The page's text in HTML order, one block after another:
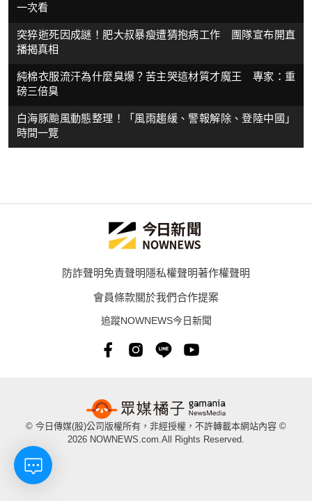
一次看
突猝逝死因成謎！肥大叔暴瘦遭猜抱病工作 團隊宣布開直
播揭真相
純棉衣服流汗為什麼臭爆？苦主哭這材質才魔王 專家：重
磅三倍臭
白海豚颱風動態整理！「風雨趨緩、警報解除、登陸中國」
時間一覽
防詐聲明免責聲明隱私權聲明著作權聲明
會員條款關於我們合作提案
追蹤NOWNEWS今日新聞
© 今日傳媒(股)公司版權所有，非經授權，不許轉載本網站內容 ©
2026 NOWNEWS.com.All Rights Reserved.